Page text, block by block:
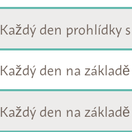
Každý den prohlídky
Každý den na
Každý den na